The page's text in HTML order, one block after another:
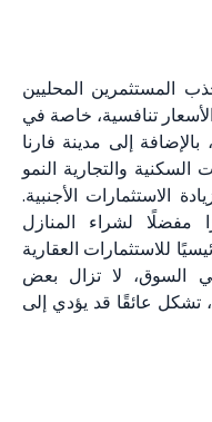
المستثمرين المحليين
حيث تبقى الأسعار تنافسية، خاصة في
إلى مدينة فارنا
والتجارية النمو
الاستثمارات الأجنبية.
مفضلًا لشراء المنازل
للاستثمارات العقارية
السوق، لا تزال بعض
تشكل عائقًا قد يؤدي إلى